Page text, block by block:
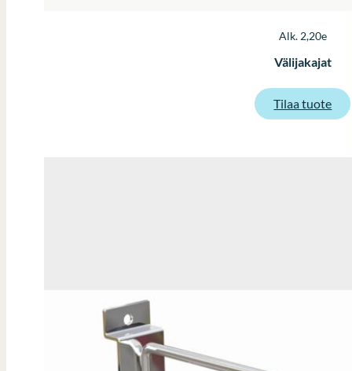
Alk. 2,20e
Välijakajat
Tilaa tuote: